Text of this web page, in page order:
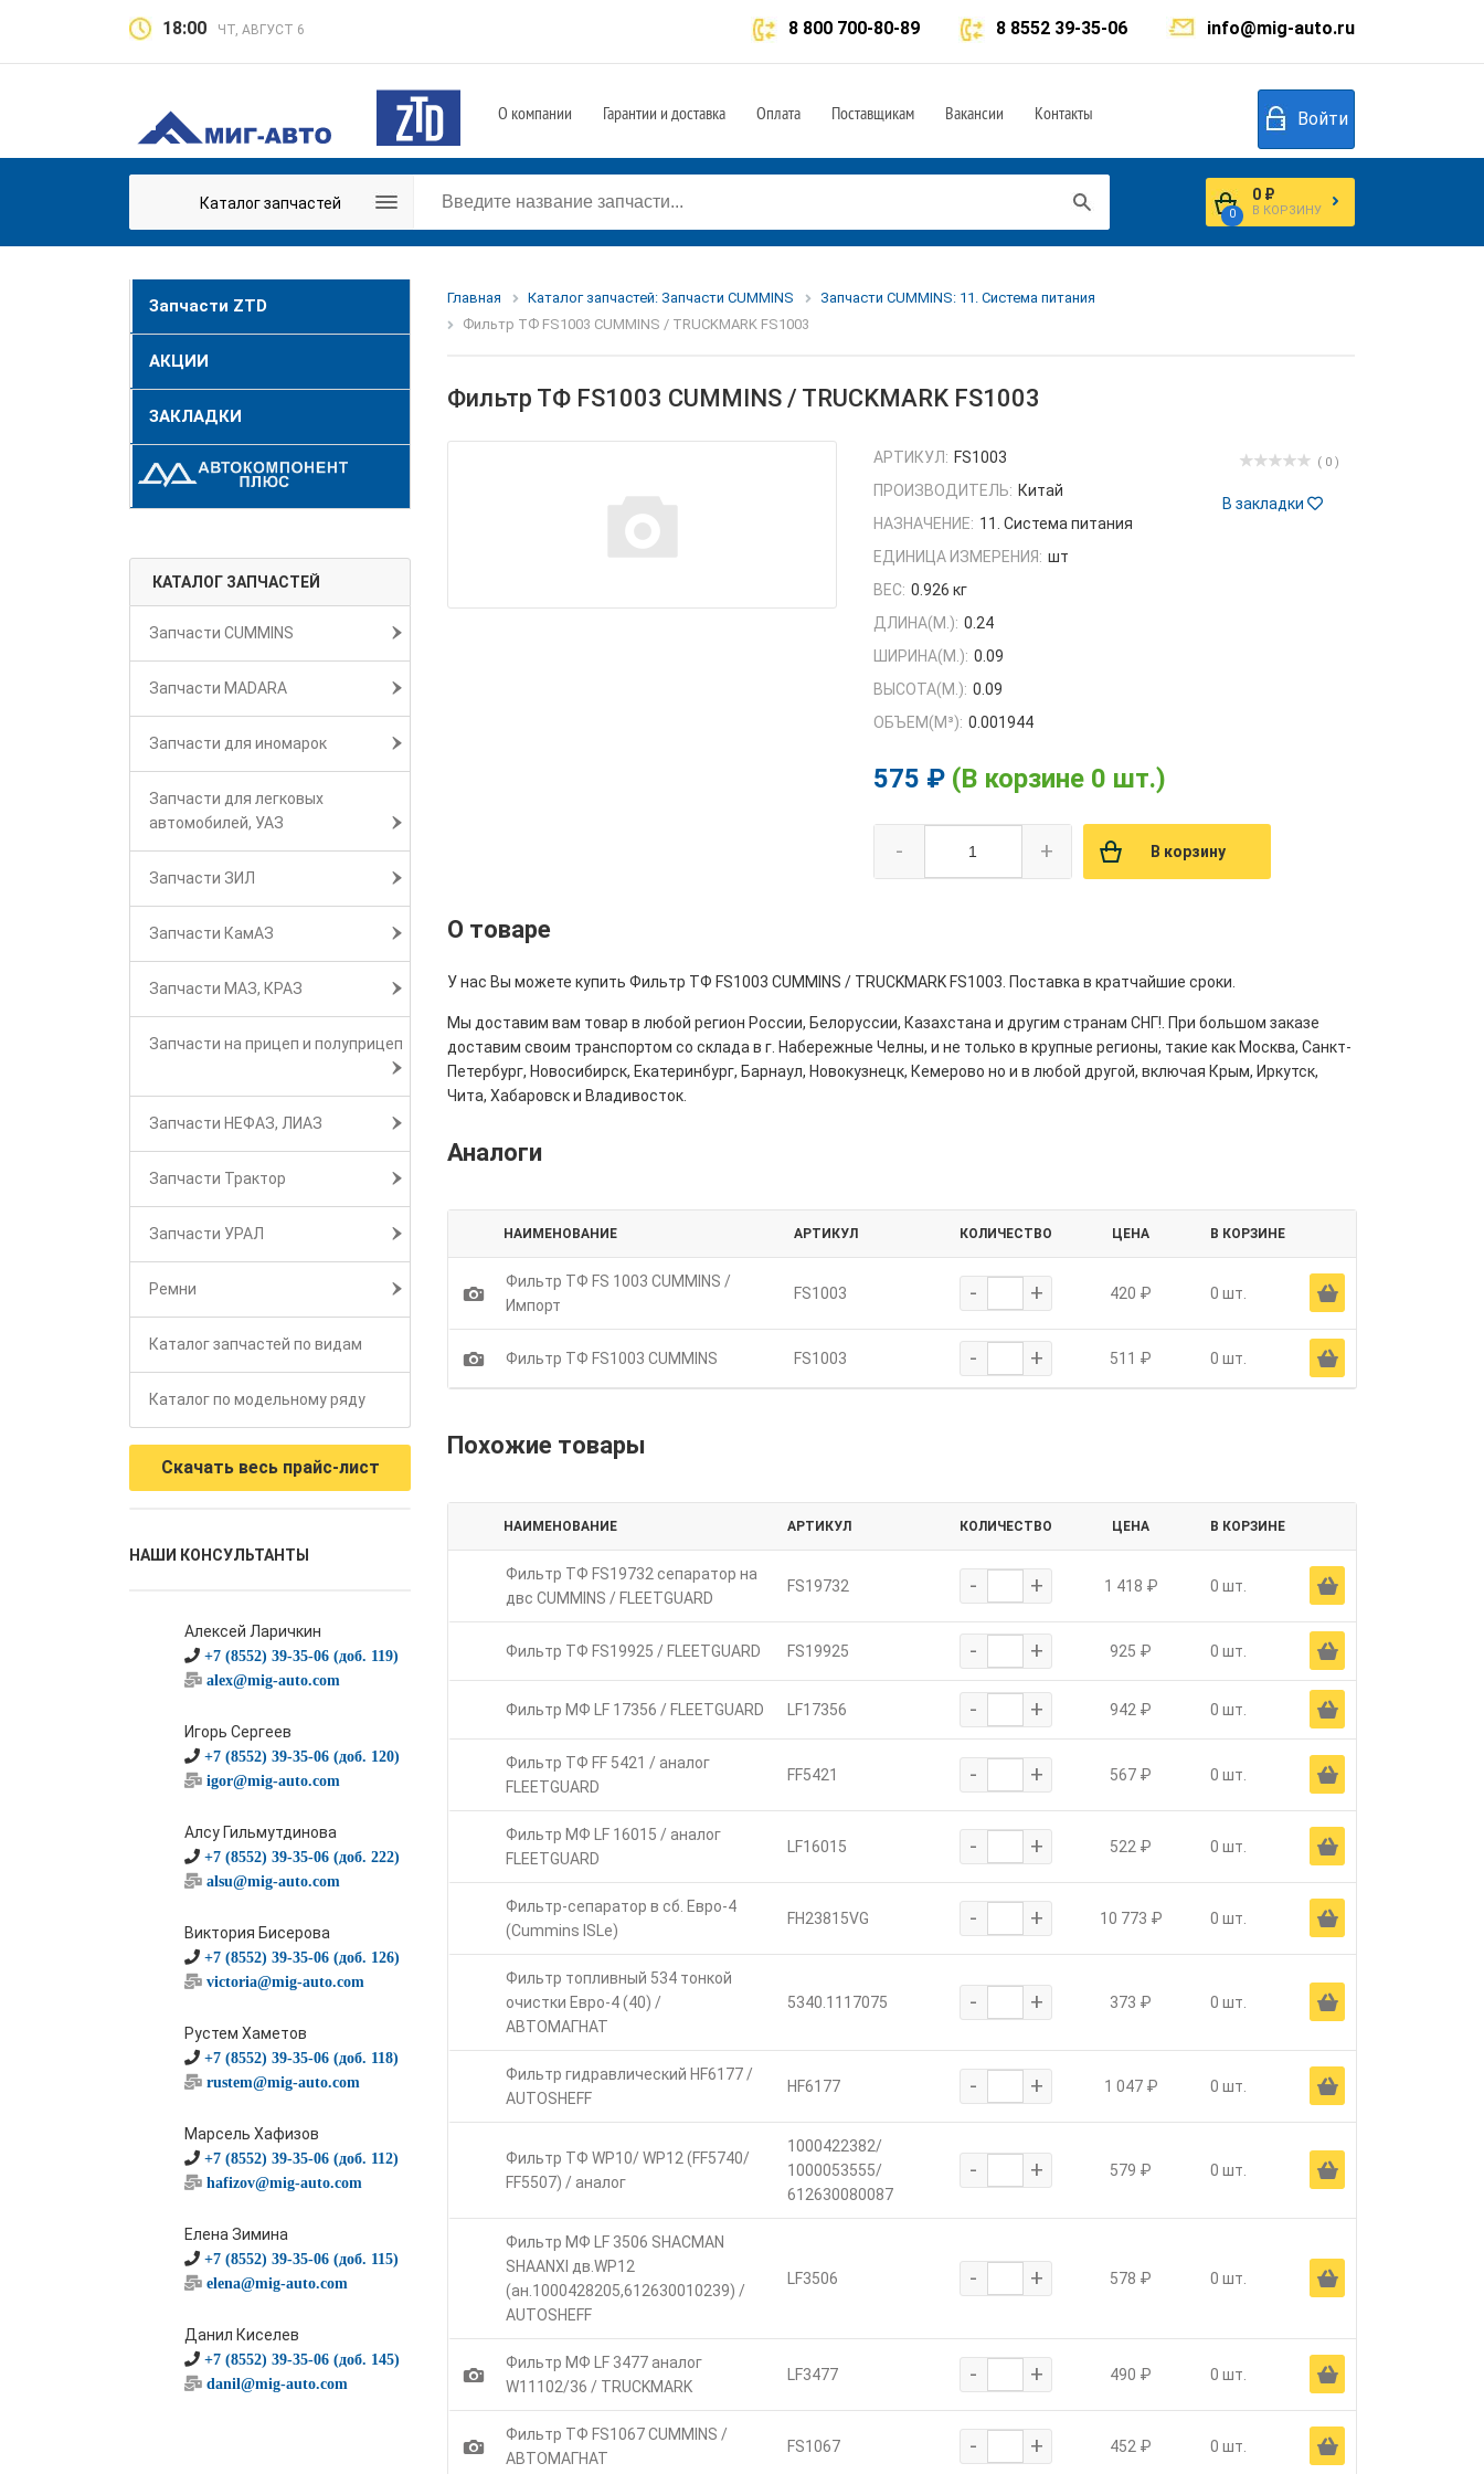
18:00 ЧТ, АВГУСТ 6 info@mig-auto.ru
8 8552 39-35-06
8 800 700-80-89
О компании Гарантии и доставка Оплата Поставщикам Вакансии Контакты Войти
Каталог запчастей
0
0 ₽
В КОРЗИНУ
Запчасти ZTD
АКЦИИ
ЗАКЛАДКИ
КАТАЛОГ ЗАПЧАСТЕЙ
Запчасти CUMMINS
Запчасти MADARA
Запчасти для иномарок
Запчасти для легковых
автомобилей, УАЗ
Запчасти ЗИЛ
Запчасти КамАЗ
Запчасти МАЗ, КРАЗ
Запчасти на прицеп и полуприцеп
Запчасти НЕФАЗ, ЛИАЗ
Запчасти Трактор
Запчасти УРАЛ
Ремни
Каталог запчастей по видам
Каталог по модельному ряду
Скачать весь прайс-лист
НАШИ КОНСУЛЬТАНТЫ
Алексей Ларичкин
+7 (8552) 39-35-06 (доб. 119)
alex@mig-auto.com
Игорь Сергеев
+7 (8552) 39-35-06 (доб. 120)
igor@mig-auto.com
Алсу Гильмутдинова
+7 (8552) 39-35-06 (доб. 222)
alsu@mig-auto.com
Виктория Бисерова
+7 (8552) 39-35-06 (доб. 126)
victoria@mig-auto.com
Рустем Хаметов
+7 (8552) 39-35-06 (доб. 118)
rustem@mig-auto.com
Марсель Хафизов
+7 (8552) 39-35-06 (доб. 112)
hafizov@mig-auto.com
Елена Зимина
+7 (8552) 39-35-06 (доб. 115)
elena@mig-auto.com
Данил Киселев
+7 (8552) 39-35-06 (доб. 145)
danil@mig-auto.com
Главная Каталог запчастей: Запчасти CUMMINS
Запчасти CUMMINS: 11. Система питания
Фильтр ТФ FS1003 CUMMINS / TRUCKMARK FS1003
Фильтр ТФ FS1003 CUMMINS / TRUCKMARK FS1003
( 0 )
В закладки
АРТИКУЛ: FS1003
ПРОИЗВОДИТЕЛЬ: Китай
НАЗНАЧЕНИЕ: 11. Система питания
ЕДИНИЦА ИЗМЕРЕНИЯ: шт
ВЕС: 0.926 кг
ДЛИНА(М.): 0.24
ШИРИНА(М.): 0.09
ВЫСОТА(М.): 0.09
ОБЪЕМ(M³): 0.001944
575 ₽ (В корзине 0 шт.)
- + В корзину
О товаре
У нас Вы можете купить Фильтр ТФ FS1003 CUMMINS / TRUCKMARK FS1003. Поставка в кратчайшие сроки.
Мы доставим вам товар в любой регион России, Белоруссии, Казахстана и другим странам СНГ!. При большом заказе
доставим своим транспортом со склада в г. Набережные Челны, и не только в крупные регионы, такие как Москва, Санкт-
Петербург, Новосибирск, Екатеринбург, Барнаул, Новокузнецк, Кемерово но и в любой другой, включая Крым, Иркутск,
Чита, Хабаровск и Владивосток.
Аналоги
НАИМЕНОВАНИЕ АРТИКУЛ КОЛИЧЕСТВО ЦЕНА В КОРЗИНЕ
1
Фильтр ТФ FS 1003 CUMMINS /
Импорт
FS1003 - + 420 ₽ 0 шт. Ä
1 Фильтр ТФ FS1003 CUMMINS FS1003 - + 511 ₽ 0 шт. Ä
Похожие товары
НАИМЕНОВАНИЕ АРТИКУЛ КОЛИЧЕСТВО ЦЕНА В КОРЗИНЕ
Фильтр ТФ FS19732 сепаратор на
двc CUMMINS / FLEETGUARD
FS19732 - + 1 418 ₽ 0 шт. Ä
Фильтр ТФ FS19925 / FLEETGUARD FS19925 - + 925 ₽ 0 шт. Ä
Фильтр МФ LF 17356 / FLEETGUARD LF17356 - + 942 ₽ 0 шт. Ä
Фильтр ТФ FF 5421 / аналог
FLEETGUARD
FF5421 - + 567 ₽ 0 шт. Ä
Фильтр МФ LF 16015 / аналог
FLEETGUARD
LF16015 - + 522 ₽ 0 шт. Ä
Фильтр-сепаратор в сб. Евро-4
(Cummins ISLe)
FH23815VG - + 10 773 ₽ 0 шт. Ä
Фильтр топливный 534 тонкой
очистки Евро-4 (40) /
АВТОМАГНАТ
5340.1117075 - + 373 ₽ 0 шт. Ä
Фильтр гидравлический HF6177 /
AUTOSHEFF
HF6177 - + 1 047 ₽ 0 шт. Ä
Фильтр ТФ WP10/ WP12 (FF5740/
FF5507) / аналог
1000422382/
1000053555/
612630080087
- + 579 ₽ 0 шт. Ä
Фильтр МФ LF 3506 SHACMAN
SHAANXI дв.WP12
(ан.1000428205,612630010239) /
AUTOSHEFF
LF3506 - + 578 ₽ 0 шт. Ä
1
Фильтр МФ LF 3477 аналог
W11102/36 / TRUCKMARK
LF3477 - + 490 ₽ 0 шт. Ä
1
Фильтр ТФ FS1067 CUMMINS /
АВТОМАГНАТ
FS1067 - + 452 ₽ 0 шт. Ä